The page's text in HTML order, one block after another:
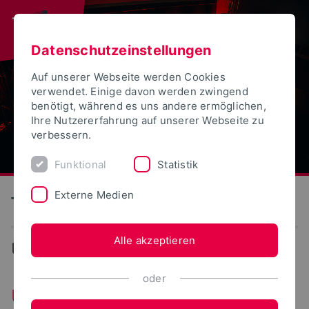
Technische Hochschule Ostwestfalen-Lippe
Unikino - Stuki Höxter
Datenschutzeinstellungen
Auf unserer Webseite werden Cookies
verwendet. Einige davon werden zwingend
benötigt, während es uns andere ermöglichen,
Ihre Nutzererfahrung auf unserer Webseite zu
verbessern.
Funktional Statistik
Externe Medien
Alle akzeptieren
oder